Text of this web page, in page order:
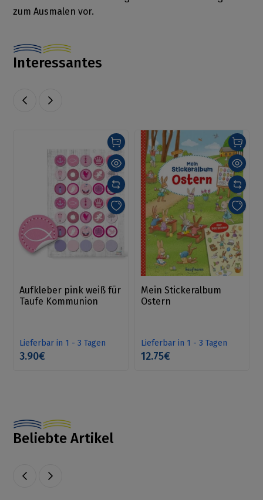
zum Ausmalen vor.
Interessantes
Aufkleber pink weiß für
Taufe Kommunion
Lieferbar in 1 - 3 Tagen
3.90€
Mein Stickeralbum
Ostern
Lieferbar in 1 - 3 Tagen
12.75€
Beliebte Artikel